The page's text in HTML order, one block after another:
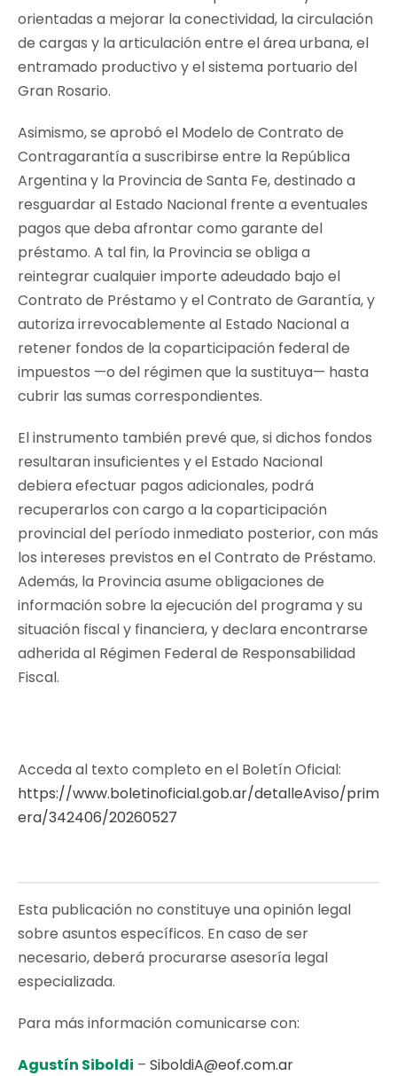
orientadas a mejorar la conectividad, la circulación
de cargas y la articulación entre el área urbana, el
entramado productivo y el sistema portuario del
Gran Rosario.
Asimismo, se aprobó el Modelo de Contrato de
Contragarantía a suscribirse entre la República
Argentina y la Provincia de Santa Fe, destinado a
resguardar al Estado Nacional frente a eventuales
pagos que deba afrontar como garante del
préstamo. A tal fin, la Provincia se obliga a
reintegrar cualquier importe adeudado bajo el
Contrato de Préstamo y el Contrato de Garantía, y
autoriza irrevocablemente al Estado Nacional a
retener fondos de la coparticipación federal de
impuestos —o del régimen que la sustituya— hasta
cubrir las sumas correspondientes.
El instrumento también prevé que, si dichos fondos
resultaran insuficientes y el Estado Nacional
debiera efectuar pagos adicionales, podrá
recuperarlos con cargo a la coparticipación
provincial del período inmediato posterior, con más
los intereses previstos en el Contrato de Préstamo.
Además, la Provincia asume obligaciones de
información sobre la ejecución del programa y su
situación fiscal y financiera, y declara encontrarse
adherida al Régimen Federal de Responsabilidad
Fiscal.
Acceda al texto completo en el Boletín Oficial:
https://www.boletinoficial.gob.ar/detalleAviso/prim
era/342406/20260527
Esta publicación no constituye una opinión legal
sobre asuntos específicos. En caso de ser
necesario, deberá procurarse asesoría legal
especializada.
Para más información comunicarse con:
Agustín Siboldi – SiboldiA@eof.com.ar